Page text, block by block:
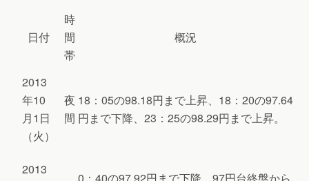
日付
時
間
帯
概況
2013
年10
月1日
（火）
夜
間
18：05の98.18円まで上昇、18：20の97.64
円まで下降、23：25の98.29円まで上昇。
2013